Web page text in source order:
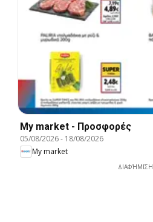
My market - Προσφορές
05/08/2026- 18/08/2026
My market
ΔΙΑΦΉΜΙΣΗ